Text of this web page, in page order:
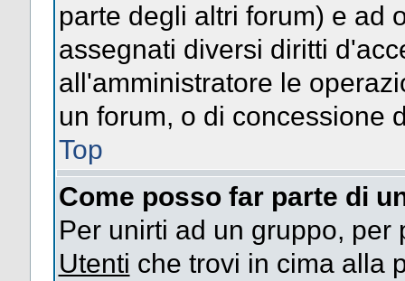
parte degli altri forum) e ad
assegnati diversi diritti
all'amministratore le
un forum, o di concessione
Top
Come posso far parte di
Per unirti ad un gruppo,
Utenti che trovi in cima alla